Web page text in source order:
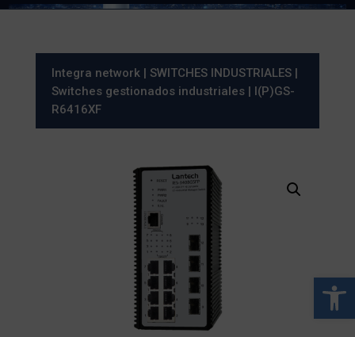
Abrir
Integra network| SWITCHES INDUSTRIALES|
Switches gestionados industriales| I(P)GS-
R6416XF